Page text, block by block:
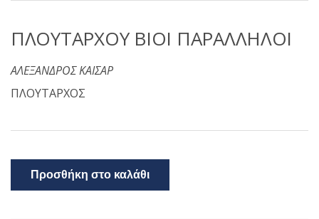
ΠΛΟΥΤΑΡΧΟΥ ΒΙΟΙ ΠΑΡΑΛΛΗΛΟΙ
ΑΛΕΞΑΝΔΡΟΣ ΚΑΙΣΑΡ
ΠΛΟΥΤΑΡΧΟΣ
Προσθήκη στο καλάθι